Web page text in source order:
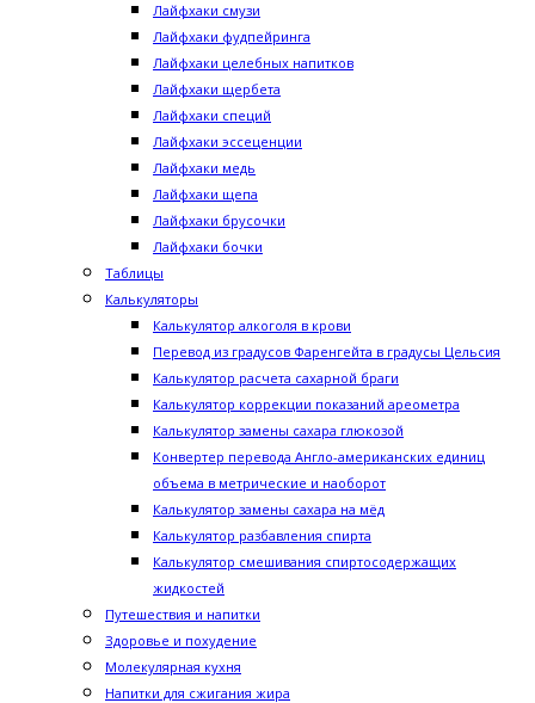
Лайфхаки смузи
Лайфхаки фудпейринга
Лайфхаки целебных напитков
Лайфхаки щербета
Лайфхаки специй
Лайфхаки эссеценции
Лайфхаки медь
Лайфхаки щепа
Лайфхаки брусочки
Лайфхаки бочки
Таблицы
Калькуляторы
Калькулятор алкоголя в крови
Перевод из градусов Фаренгейта в градусы Цельсия
Калькулятор расчета сахарной браги
Калькулятор коррекции показаний ареометра
Калькулятор замены сахара глюкозой
Конвертер перевода Англо-американских единиц
объема в метрические и наоборот
Калькулятор замены сахара на мёд
Калькулятор разбавления спирта
Калькулятор смешивания спиртосодержащих
жидкостей
Путешествия и напитки
Здоровье и похудение
Молекулярная кухня
Напитки для сжигания жира